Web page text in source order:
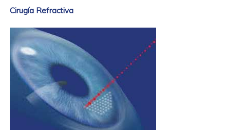
Cirugía Refractiva